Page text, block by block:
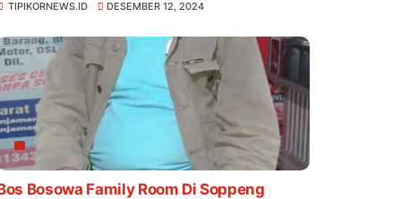
TIPIKORNEWS.ID DESEMBER 12, 2024
Bosowa Family Room Di Soppeng